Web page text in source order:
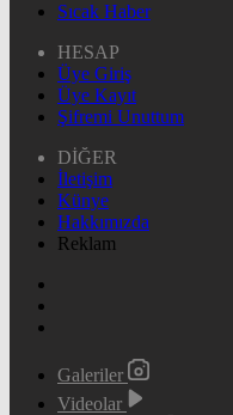
Sıcak Haber
HESAP
Üye Giriş
Üye Kayıt
Şifremi Unuttum
DİĞER
İletişim
Künye
Hakkımızda
Reklam
Galeriler
Videolar